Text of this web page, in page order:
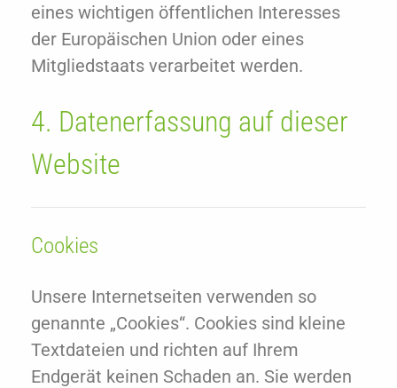
eines wichtigen öffentlichen Interesses
der Europäischen Union oder eines
Mitgliedstaats verarbeitet werden.
4. Datenerfassung auf dieser
Website
Cookies
Unsere Internetseiten verwenden so
genannte „Cookies“. Cookies sind kleine
Textdateien und richten auf Ihrem
Endgerät keinen Schaden an. Sie werden